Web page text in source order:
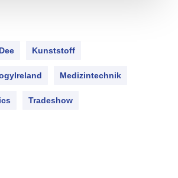
Kunststoff
Medizintechnik
Tradeshow